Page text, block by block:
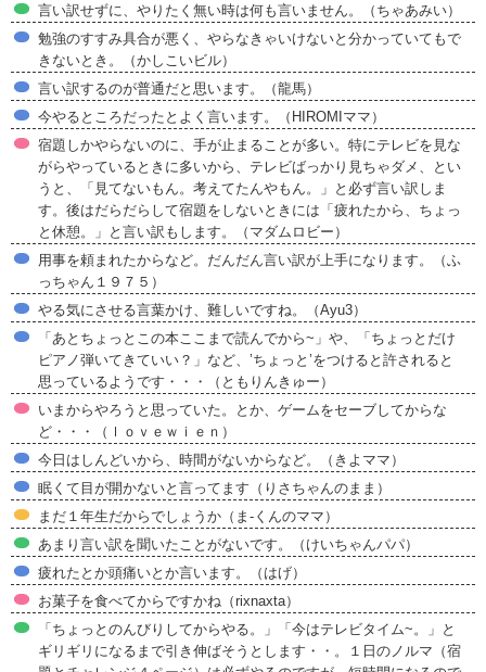
言い訳せずに、やりたく無い時は何も言いません。（ちゃあみい）
勉強のすすみ具合が悪く、やらなきゃいけないと分かっていてもで
きないとき。（かしこいビル）
言い訳するのが普通だと思います。（龍馬）
今やるところだったとよく言います。（HIROMIママ）
宿題しかやらないのに、手が止まることが多い。特にテレビを見な
がらやっているときに多いから、テレビばっかり見ちゃダメ、とい
うと、「見てないもん。考えてたんやもん。」と必ず言い訳しま
す。後はだらだらして宿題をしないときには「疲れたから、ちょっ
と休憩。」と言い訳もします。（マダムロビー）
用事を頼まれたからなど。だんだん言い訳が上手になります。（ふ
っちゃん１９７５）
やる気にさせる言葉かけ、難しいですね。（Ayu3）
「あとちょっとこの本ここまで読んでから~」や、「ちょっとだけ
ピアノ弾いてきていい？」など、’ちょっと’をつけると許されると
思っているようです・・・（ともりんきゅー）
いまからやろうと思っていた。とか、ゲームをセーブしてからな
ど・・・（ｌｏｖｅｗｉｅｎ）
今日はしんどいから、時間がないからなど。（きよママ）
眠くて目が開かないと言ってます（りさちゃんのまま）
まだ１年生だからでしょうか（ま-くんのママ）
あまり言い訳を聞いたことがないです。（けいちゃんパパ）
疲れたとか頭痛いとか言います。（はげ）
お菓子を食べてからですかね（rixnaxta）
「ちょっとのんびりしてからやる。」「今はテレビタイム~。」と
ギリギリになるまで引き伸ばそうとします・・。１日のノルマ（宿